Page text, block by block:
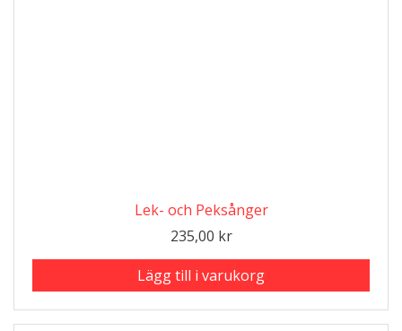
Lek- och Peksånger
235,00 kr
Lägg till i varukorg